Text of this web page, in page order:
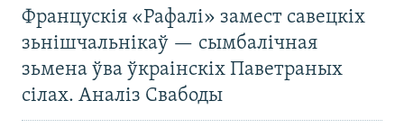
Францускія «Рафалі» замест савецкіх
зьнішчальнікаў — сымбалічная
зьмена ўва ўкраінскіх Паветраных
сілах. Аналіз Свабоды